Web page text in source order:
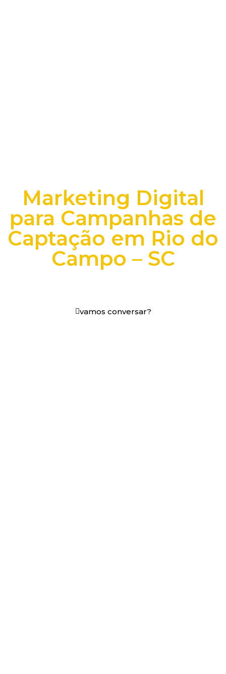
Marketing Digital
para Campanhas de
Captação em Rio do
Campo – SC
vamos conversar?